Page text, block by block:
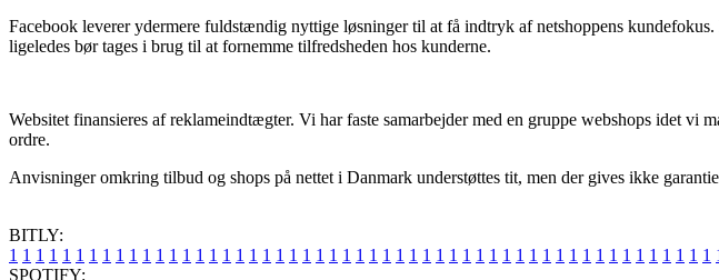
Facebook leverer ydermere fuldstændig nyttige løsninger til at få indtryk af netshoppens
ligeledes bør tages i brug til at fornemme tilfredsheden hos kunderne.
Websitet finansieres af reklameindtægter. Vi har faste samarbejder med en gruppe webshops idet
ordre.
Anvisninger omkring tilbud og shops på nettet i Danmark understøttes tit, men der gives ikke
BITLY:
1 1 1 1 1 1 1 1 1 1 1 1 1 1 1 1 1 1 1 1 1 1 1 1 1 1 1 1 1 1 1 1 1 1 1 1 1 1 1 1 1 1 1 1 1 1 1 1 1 1 1 1 1
SPOTIFY: